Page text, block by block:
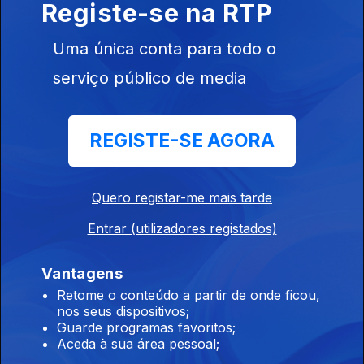
Edição | Lília Almeida
Edição | Lília Almeida
Edição | Lília Almeida
Edição | Lília Almeida
21 jul. 2026
Registe-se na RTP
Uma única conta para todo o
serviço público de media
REGISTE-SE AGORA
Quero registar-me mais tarde
Entrar (utilizadores registados)
Vantagens
Retome o conteúdo a partir de onde ficou,
nos seus dispositivos;
Guarde programas favoritos;
Aceda à sua área pessoal;